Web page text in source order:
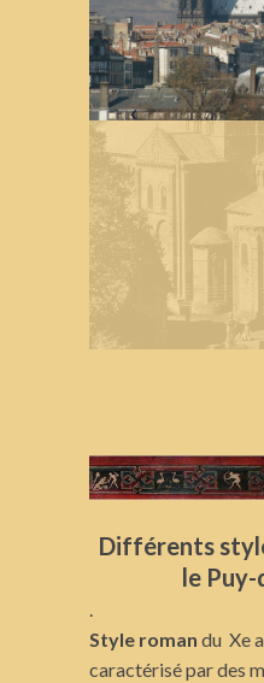
Différents
le
.
Style roman du Xe
caractérisé par des